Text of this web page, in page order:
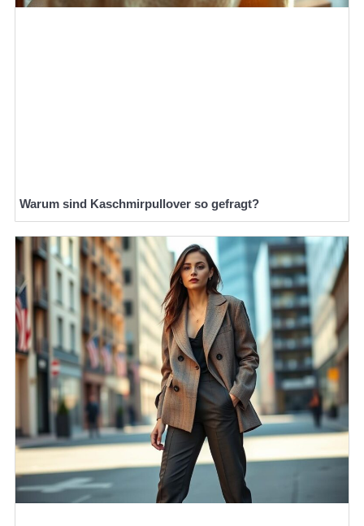
Warum sind Kaschmirpullover so gefragt?